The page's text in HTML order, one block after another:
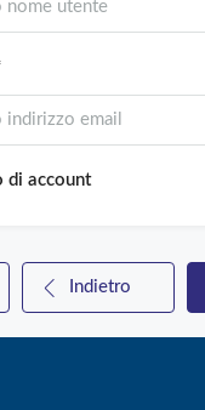
di account
Indietro